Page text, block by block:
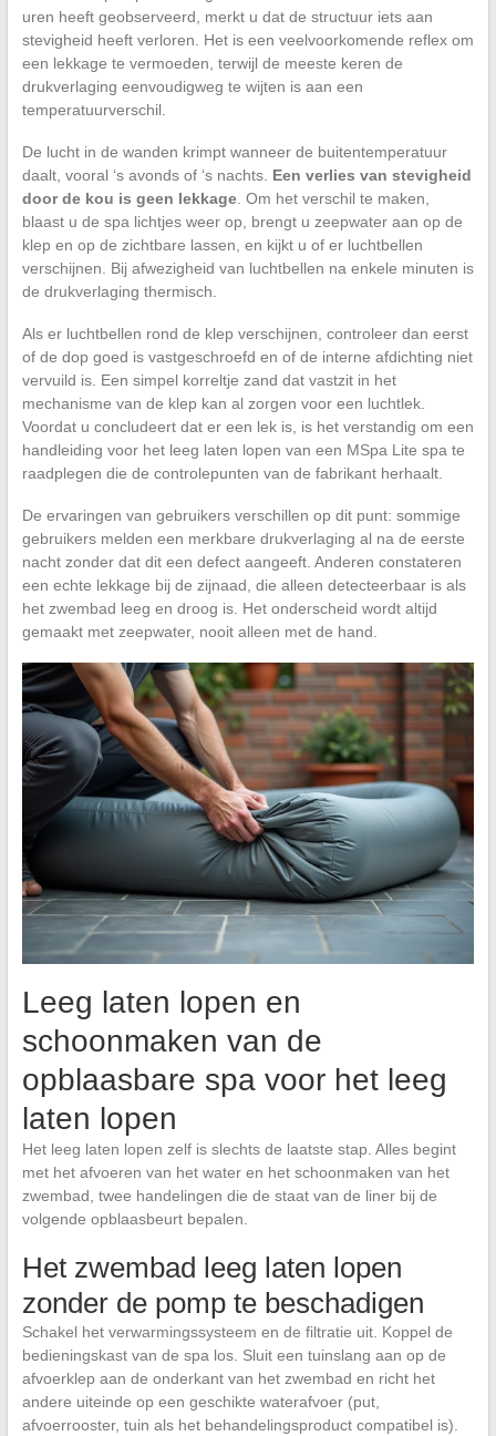
uren heeft geobserveerd, merkt u dat de structuur iets aan
stevigheid heeft verloren. Het is een veelvoorkomende reflex om
een lekkage te vermoeden, terwijl de meeste keren de
drukverlaging eenvoudigweg te wijten is aan een
temperatuurverschil.
De lucht in de wanden krimpt wanneer de buitentemperatuur
daalt, vooral ‘s avonds of ‘s nachts. Een verlies van stevigheid
door de kou is geen lekkage. Om het verschil te maken,
blaast u de spa lichtjes weer op, brengt u zeepwater aan op de
klep en op de zichtbare lassen, en kijkt u of er luchtbellen
verschijnen. Bij afwezigheid van luchtbellen na enkele minuten is
de drukverlaging thermisch.
Als er luchtbellen rond de klep verschijnen, controleer dan eerst
of de dop goed is vastgeschroefd en of de interne afdichting niet
vervuild is. Een simpel korreltje zand dat vastzit in het
mechanisme van de klep kan al zorgen voor een luchtlek.
Voordat u concludeert dat er een lek is, is het verstandig om een
handleiding voor het leeg laten lopen van een MSpa Lite spa te
raadplegen die de controlepunten van de fabrikant herhaalt.
De ervaringen van gebruikers verschillen op dit punt: sommige
gebruikers melden een merkbare drukverlaging al na de eerste
nacht zonder dat dit een defect aangeeft. Anderen constateren
een echte lekkage bij de zijnaad, die alleen detecteerbaar is als
het zwembad leeg en droog is. Het onderscheid wordt altijd
gemaakt met zeepwater, nooit alleen met de hand.
Leeg laten lopen en
schoonmaken van de
opblaasbare spa voor het leeg
laten lopen
Het leeg laten lopen zelf is slechts de laatste stap. Alles begint
met het afvoeren van het water en het schoonmaken van het
zwembad, twee handelingen die de staat van de liner bij de
volgende opblaasbeurt bepalen.
Het zwembad leeg laten lopen
zonder de pomp te beschadigen
Schakel het verwarmingssysteem en de filtratie uit. Koppel de
bedieningskast van de spa los. Sluit een tuinslang aan op de
afvoerklep aan de onderkant van het zwembad en richt het
andere uiteinde op een geschikte waterafvoer (put,
afvoerrooster, tuin als het behandelingsproduct compatibel is).